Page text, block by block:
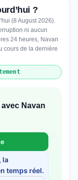
?
(8 August 2026).
ni aucun
24 heures, Navan
cours de la dernière
Navan
la
temps réel.